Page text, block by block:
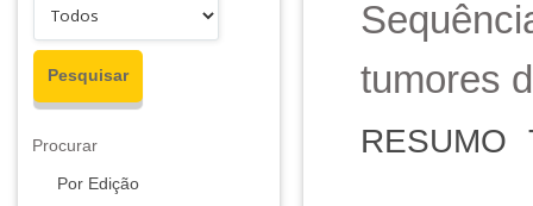
Procurar
Por Edição
tumores
RESUMO